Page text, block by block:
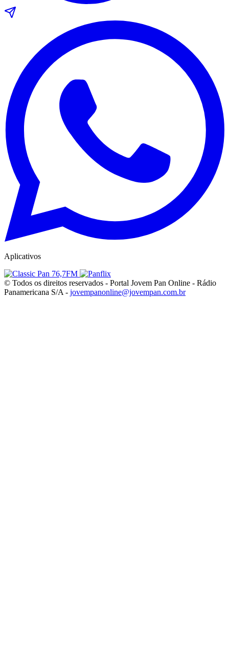
Aplicativos
© Todos os direitos reservados - Portal Jovem Pan Online - Rádio
Panamericana S/A - jovempanonline@jovempan.com.br